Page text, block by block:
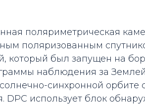
поляриметрическая
поляризованным
который был запущен на
наблюдения за
синхронной
DPC использует блок